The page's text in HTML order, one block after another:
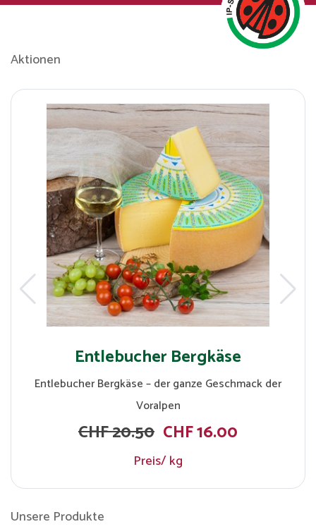
Aktionen
Entlebucher Bergkäse
Entlebucher Bergkäse – der ganze Geschmack der
Voralpen
CHF 20.50 CHF 16.00
Preis/ kg
Unsere Produkte